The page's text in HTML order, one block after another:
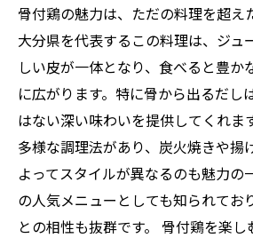
骨付鶏の魅力は、ただの料理を超え
大分県を代表するこの料理は、ジュ
しい皮が一体となり、食べると豊か
に広がります。特に骨から出るだし
はない深い味わいを提供してくれま
多様な調理法があり、炭火焼きや揚
よってスタイルが異なるのも魅力の
の人気メニューとしても知られてお
との相性も抜群です。 骨付鶏を楽